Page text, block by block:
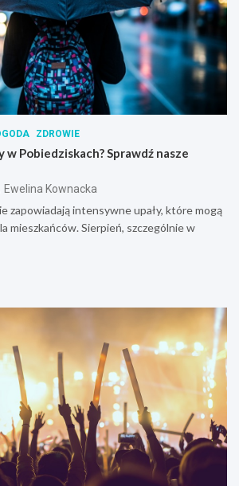
ZDROWIE
w Pobiedziskach? Sprawdź nasze
Ewelina Kownacka
zapowiadają intensywne upały, które mogą
mieszkańców. Sierpień, szczególnie w